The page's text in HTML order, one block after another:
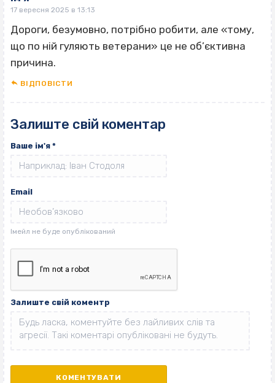
17 вересня 2025 в 13:13
Дороги, безумовно, потрібно робити, але «тому,
що по ній гуляють ветерани» це не об’єктивна
причина.
ВІДПОВІCТИ
Залиште свій коментар
Ваше ім'я *
Email
Залиште свій коментр